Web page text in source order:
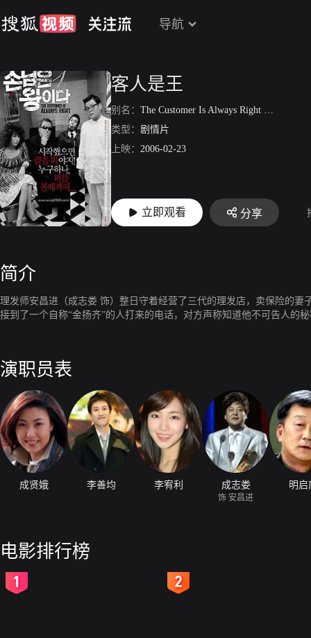
导航
客人是王
别名： The Customer Is Always Right / 顾客是王
类型： 剧情片
上映： 2006-02-23
立即观看 分享
简介
理发师安昌进（成志娄 饰）整日守着经营了三代的理发店，卖保险的
接到了一个自称“金扬齐”的人打来的电话，对方声称知道他不可告人的
演职员表
成贤娥 李善均 李宥利 成志娄
饰 安昌进
明启
电影排行榜